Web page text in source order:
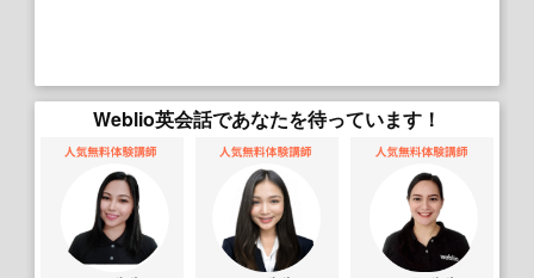
Weblio英会話であなたを待っています！